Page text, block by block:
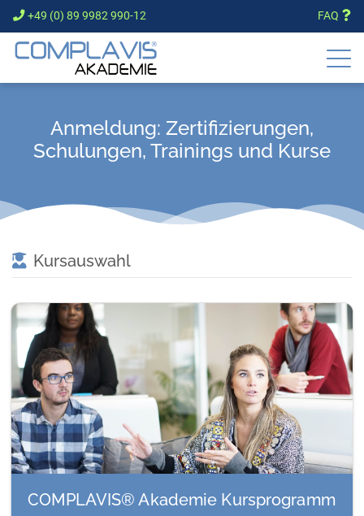
+49 (0) 89 9982 990-12 FAQ
Anmeldung: Zertifizierungen,
Schulungen, Trainings und Kurse
Kursauswahl
COMPLAVIS® Akademie Kursprogramm